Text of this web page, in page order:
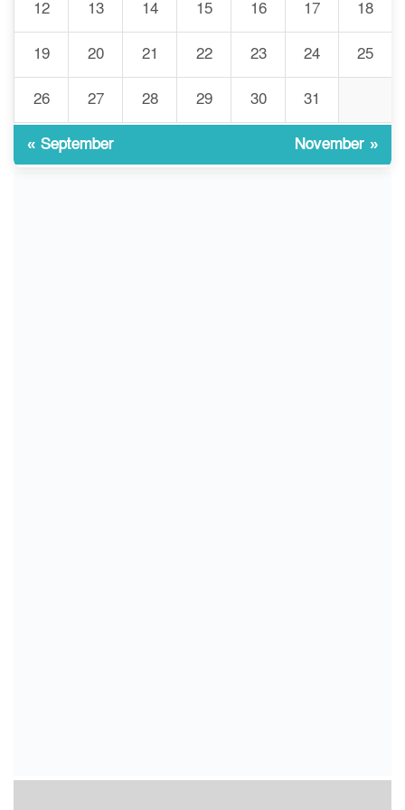
৮
শিক্ষকদের বদলি কার্যক্রম চালু
৯
বিশ্ববিদ্যালয় কি প্রস্তুত?
12 13 14 15 16 17 18
19 20 21 22 23 24 25
26 27 28 29 30 31
« September November »